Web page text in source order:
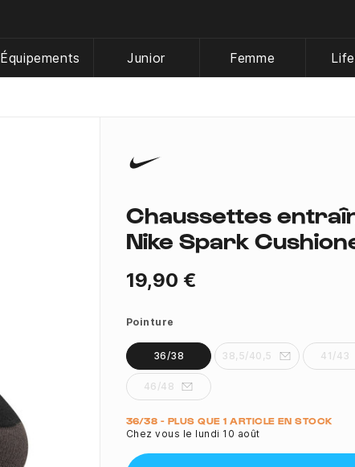
Équipements Junior Femme
Chaussettes
Nike Spark
19,90 €
Pointure
36/38 38,5/40,5 41/43
46/48
Quantité
36/38 - PLUS QUE 1 ARTICLE EN STOCK
Chez vous le lundi 10 août